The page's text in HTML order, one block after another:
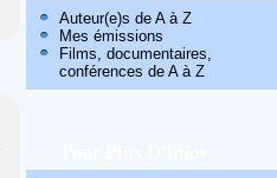
Auteur(e)s de A à Z
Mes émissions
Films, documentaires,
conférences de A à Z